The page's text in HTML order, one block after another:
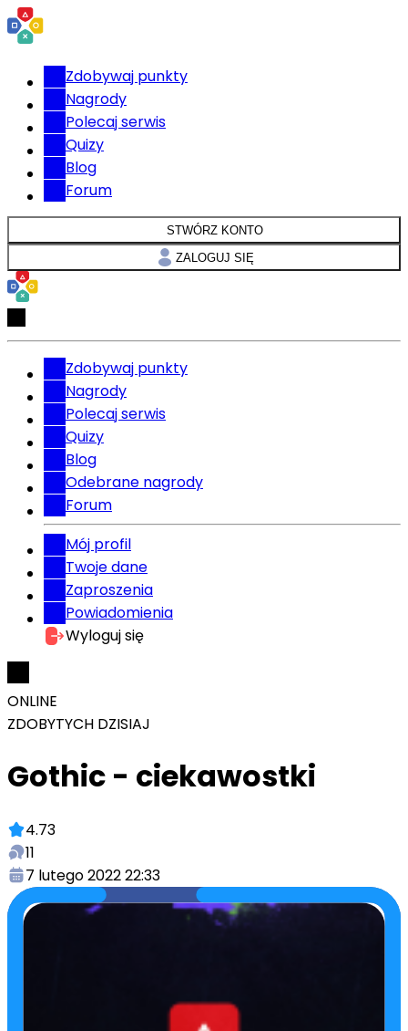
Zdobywaj punkty
Nagrody
Polecaj serwis
Quizy
Blog
Forum
STWÓRZ KONTO
ZALOGUJ SIĘ
Zdobywaj punkty
Nagrody
Polecaj serwis
Quizy
Blog
Odebrane nagrody
Forum
Mój profil
Twoje dane
Zaproszenia
Powiadomienia
Wyloguj się
ONLINE
ZDOBYTYCH DZISIAJ
Gothic - ciekawostki
4.73
11
7 lutego 2022 22:33